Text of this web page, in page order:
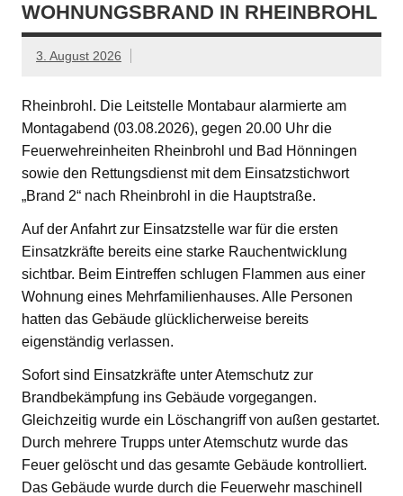
WOHNUNGSBRAND IN RHEINBROHL
3. August 2026
Rheinbrohl. Die Leitstelle Montabaur alarmierte am
Montagabend (03.08.2026), gegen 20.00 Uhr die
Feuerwehreinheiten Rheinbrohl und Bad Hönningen
sowie den Rettungsdienst mit dem Einsatzstichwort
„Brand 2“ nach Rheinbrohl in die Hauptstraße.
Auf der Anfahrt zur Einsatzstelle war für die ersten
Einsatzkräfte bereits eine starke Rauchentwicklung
sichtbar. Beim Eintreffen schlugen Flammen aus einer
Wohnung eines Mehrfamilienhauses. Alle Personen
hatten das Gebäude glücklicherweise bereits
eigenständig verlassen.
Sofort sind Einsatzkräfte unter Atemschutz zur
Brandbekämpfung ins Gebäude vorgegangen.
Gleichzeitig wurde ein Löschangriff von außen gestartet.
Durch mehrere Trupps unter Atemschutz wurde das
Feuer gelöscht und das gesamte Gebäude kontrolliert.
Das Gebäude wurde durch die Feuerwehr maschinell